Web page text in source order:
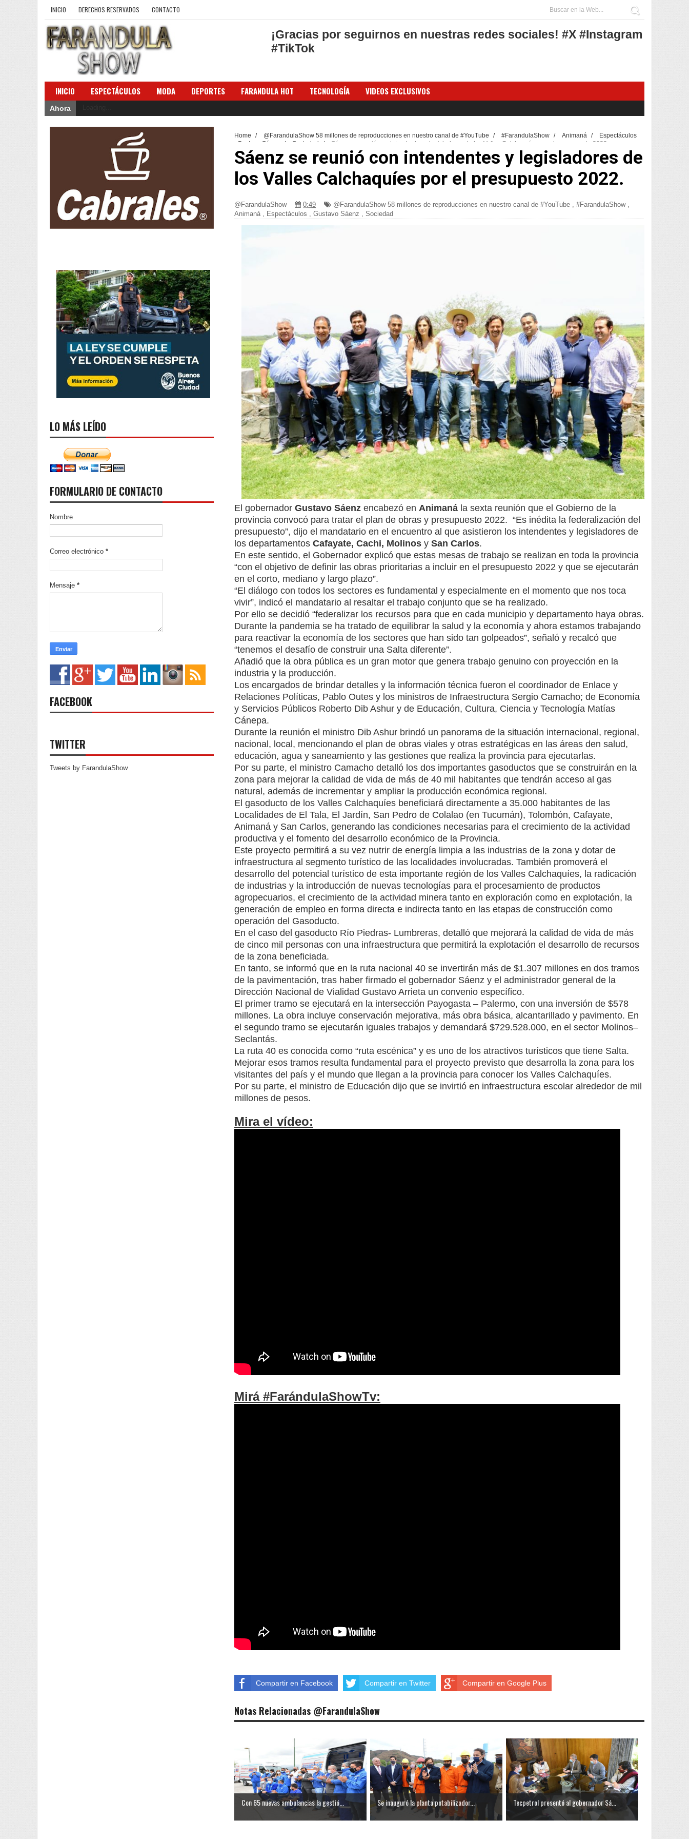
INICIO DERECHOS RESERVADOS CONTACTO
¡Gracias por seguirnos en nuestras redes sociales! #X #Instagram
#TikTok
INICIO ESPECTÁCULOS MODA DEPORTES FARANDULA HOT TECNOLOGÍA VIDEOS EXCLUSIVOS
Ahora
Home / @FarandulaShow 58 millones de reproducciones en nuestro canal de #YouTube / #FarandulaShow / Animaná /
Espectáculos
Gustavo Sáenz / Sociedad / Sáenz se reunió con intendentes y legisladores de los Valles Calchaquíes por el presupuesto 2022.
Sáenz se reunió con intendentes y legisladores de
los Valles Calchaquíes por el presupuesto 2022.
@FarandulaShow 0:49 @FarandulaShow 58 millones de reproducciones en nuestro canal de #YouTube , #FarandulaShow,
Animaná, Espectáculos , Gustavo Sáenz , Sociedad
El gobernador Gustavo Sáenz encabezó en Animaná la sexta reunión que el Gobierno de la
provincia convocó para tratar el plan de obras y presupuesto 2022. “Es inédita la federalización del
presupuesto”, dijo el mandatario en el encuentro al que asistieron los intendentes y legisladores de
los departamentos Cafayate, Cachi, Molinos y San Carlos.
En este sentido, el Gobernador explicó que estas mesas de trabajo se realizan en toda la provincia
“con el objetivo de definir las obras prioritarias a incluir en el presupuesto 2022 y que se ejecutarán
en el corto, mediano y largo plazo”.
“El diálogo con todos los sectores es fundamental y especialmente en el momento que nos toca
vivir”, indicó el mandatario al resaltar el trabajo conjunto que se ha realizado.
Por ello se decidió “federalizar los recursos para que en cada municipio y departamento haya obras.
Durante la pandemia se ha tratado de equilibrar la salud y la economía y ahora estamos trabajando
para reactivar la economía de los sectores que han sido tan golpeados”, señaló y recalcó que
“tenemos el desafío de construir una Salta diferente”.
Añadió que la obra pública es un gran motor que genera trabajo genuino con proyección en la
industria y la producción.
Los encargados de brindar detalles y la información técnica fueron el coordinador de Enlace y
Relaciones Políticas, Pablo Outes y los ministros de Infraestructura Sergio Camacho; de Economía
y Servicios Públicos Roberto Dib Ashur y de Educación, Cultura, Ciencia y Tecnología Matías
Cánepa.
Durante la reunión el ministro Dib Ashur brindó un panorama de la situación internacional, regional,
nacional, local, mencionando el plan de obras viales y otras estratégicas en las áreas den salud,
educación, agua y saneamiento y las gestiones que realiza la provincia para ejecutarlas.
Por su parte, el ministro Camacho detalló los dos importantes gasoductos que se construirán en la
zona para mejorar la calidad de vida de más de 40 mil habitantes que tendrán acceso al gas
natural, además de incrementar y ampliar la producción económica regional.
El gasoducto de los Valles Calchaquíes beneficiará directamente a 35.000 habitantes de las
Localidades de El Tala, El Jardín, San Pedro de Colalao (en Tucumán), Tolombón, Cafayate,
Animaná y San Carlos, generando las condiciones necesarias para el crecimiento de la actividad
productiva y el fomento del desarrollo económico de la Provincia.
Este proyecto permitirá a su vez nutrir de energía limpia a las industrias de la zona y dotar de
infraestructura al segmento turístico de las localidades involucradas. También promoverá el
desarrollo del potencial turístico de esta importante región de los Valles Calchaquíes, la radicación
de industrias y la introducción de nuevas tecnologías para el procesamiento de productos
agropecuarios, el crecimiento de la actividad minera tanto en exploración como en explotación, la
generación de empleo en forma directa e indirecta tanto en las etapas de construcción como
operación del Gasoducto.
En el caso del gasoducto Río Piedras- Lumbreras, detalló que mejorará la calidad de vida de más
de cinco mil personas con una infraestructura que permitirá la explotación el desarrollo de recursos
de la zona beneficiada.
En tanto, se informó que en la ruta nacional 40 se invertirán más de $1.307 millones en dos tramos
de la pavimentación, tras haber firmado el gobernador Sáenz y el administrador general de la
Dirección Nacional de Vialidad Gustavo Arrieta un convenio específico.
El primer tramo se ejecutará en la intersección Payogasta – Palermo, con una inversión de $578
millones. La obra incluye conservación mejorativa, más obra básica, alcantarillado y pavimento. En
el segundo tramo se ejecutarán iguales trabajos y demandará $729.528.000, en el sector Molinos–
Seclantás.
La ruta 40 es conocida como “ruta escénica” y es uno de los atractivos turísticos que tiene Salta.
Mejorar esos tramos resulta fundamental para el proyecto previsto que desarrolla la zona para los
visitantes del país y el mundo que llegan a la provincia para conocer los Valles Calchaquíes.
Por su parte, el ministro de Educación dijo que se invirtió en infraestructura escolar alrededor de mil
millones de pesos.
Mira el vídeo:
Mirá #FarándulaShowTv:
Compartir en Facebook Compartir en Twitter Compartir en Google Plus
Notas Relacionadas @FarandulaShow
Con 65 nuevas ambulancias la gestió... Se inauguró la planta potabilizador... Tecpetrol presentó al gobernador Sá...
LO MÁS LEÍDO
FORMULARIO DE CONTACTO
Nombre
Correo electrónico *
Mensaje *
FACEBOOK
TWITTER
Tweets by FarandulaShow